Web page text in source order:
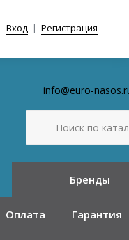
Вход | Регистрация
info@euro-
Бренды
Оплата Гарантия